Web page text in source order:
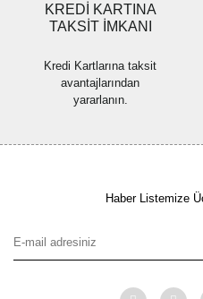
KREDİ KARTINA
TAKSİT İMKANI
Kredi Kartlarına taksit
avantajlarından
yararlanın.
Haber Listemize